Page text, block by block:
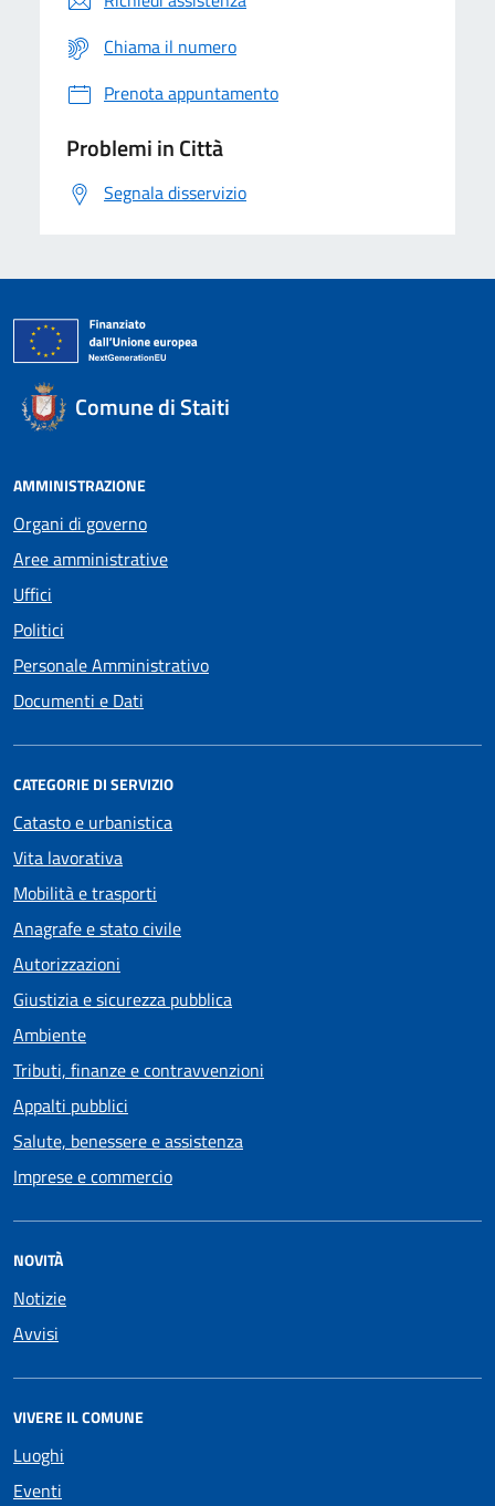
Chiama il numero
Prenota appuntamento
Problemi in Città
Segnala disservizio
Comune di Staiti
AMMINISTRAZIONE
Organi di governo
Aree amministrative
Uffici
Politici
Personale Amministrativo
Documenti e Dati
CATEGORIE DI SERVIZIO
Catasto e urbanistica
Vita lavorativa
Mobilità e trasporti
Anagrafe e stato civile
Autorizzazioni
Giustizia e sicurezza pubblica
Ambiente
Tributi, finanze e contravvenzioni
Appalti pubblici
Salute, benessere e assistenza
Imprese e commercio
NOVITÀ
Notizie
Avvisi
VIVERE IL COMUNE
Luoghi
Eventi